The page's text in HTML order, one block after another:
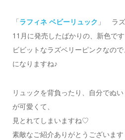
「ラフィネ ベビーリュック 」 ラ
11月に発売したばかりの、新色です
ビビットなラズベリーピンクなの
になりますね♪
リュックを背負ったり、自分でぬ
が可愛くて、
見とれてしまいますね♡
素敵なご紹介ありがとうございます